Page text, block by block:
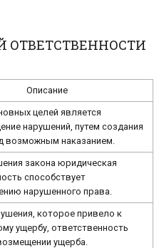
Описание
целей является
нарушений, путем создания
возможным наказанием.
закона юридическая
способствует
нарушенного права.
которое привело к
ущербу, ответственность
ущерба.